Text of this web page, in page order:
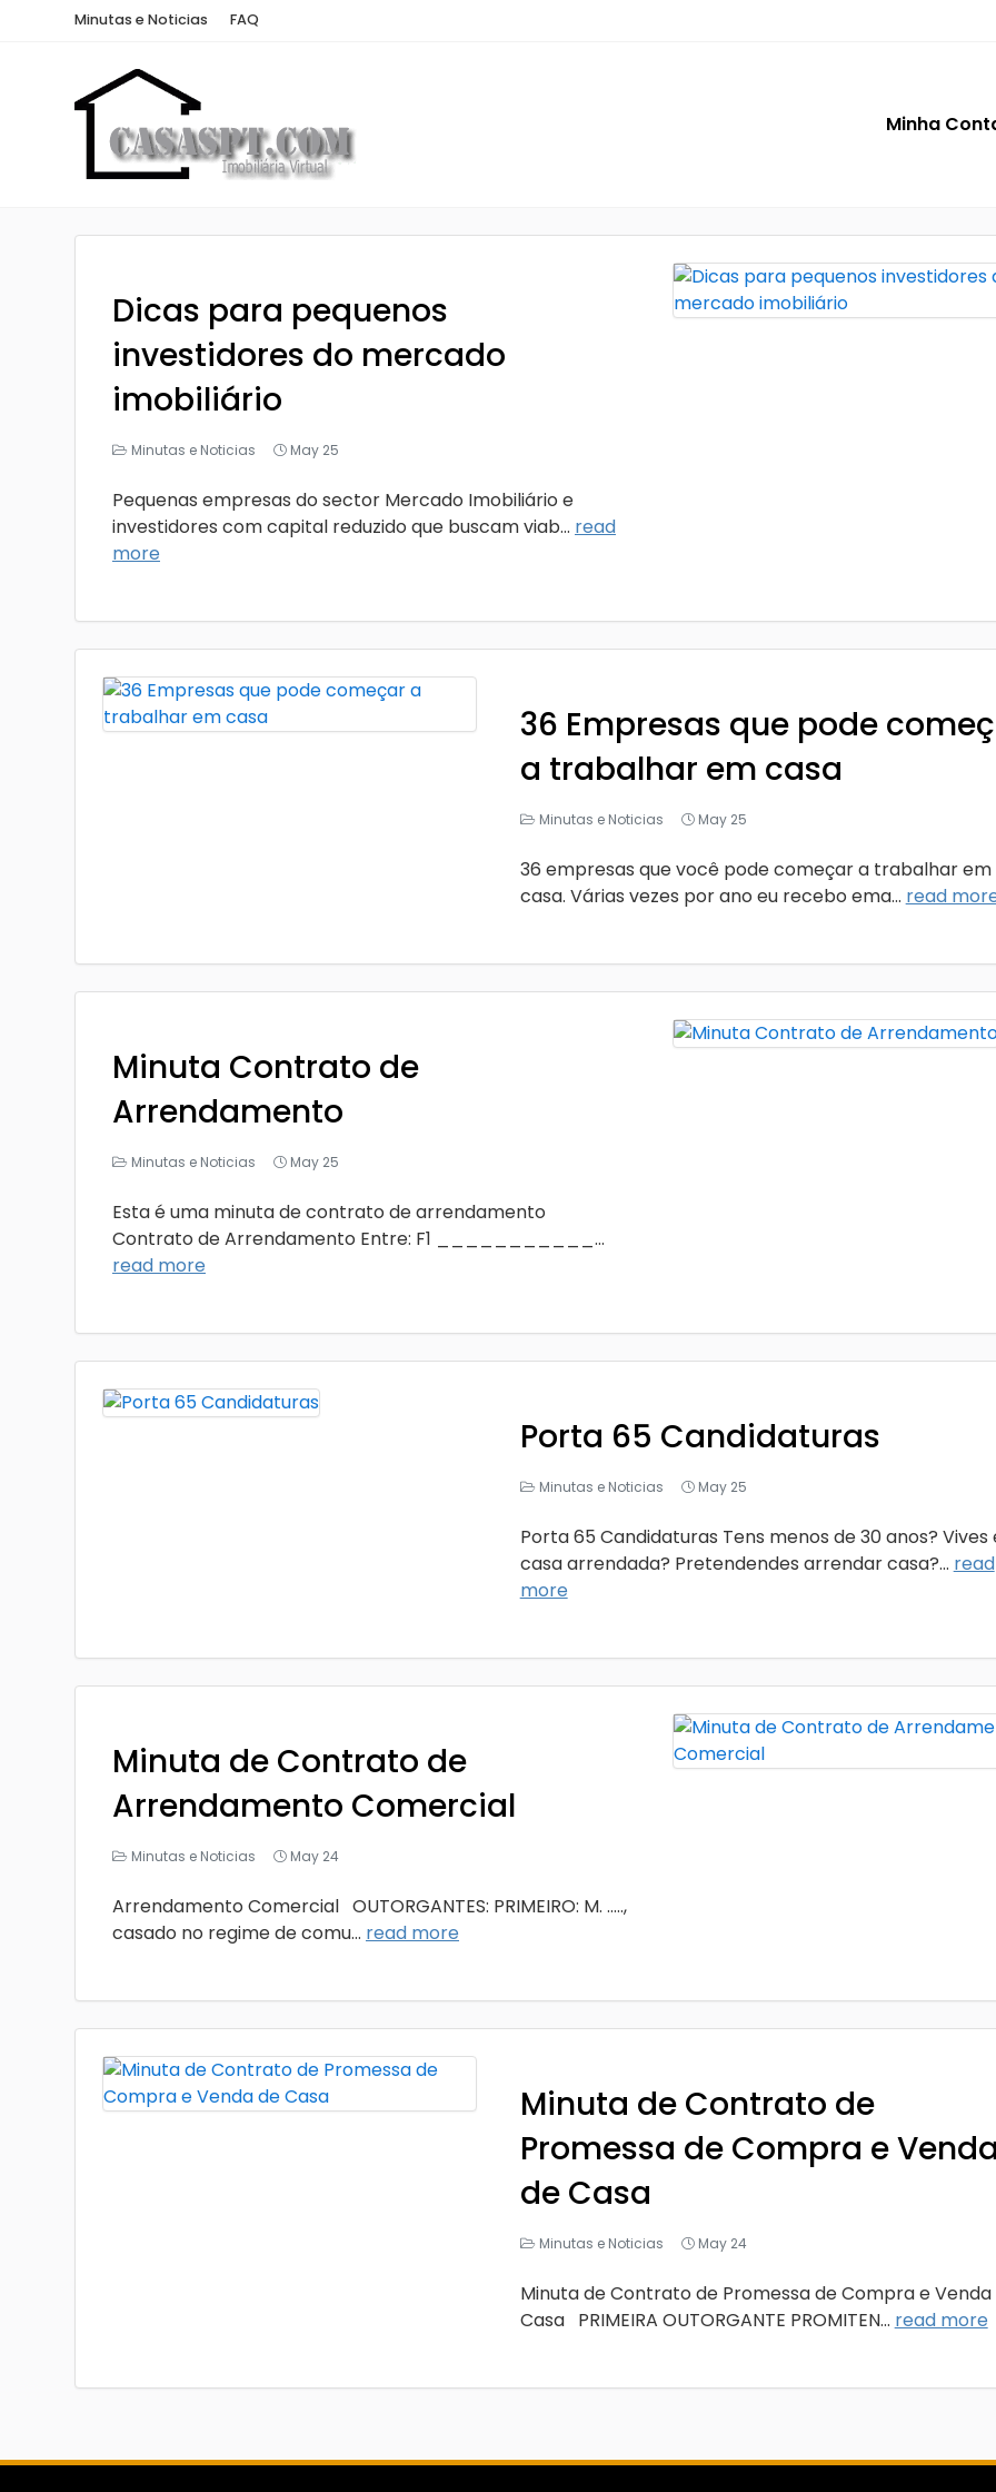
Minutas e Noticias FAQ
Minha
Dicas para pequenos
investidores do mercado
imobiliário
Minutas e Noticias May 25
Pequenas empresas do sector Mercado Imobiliário e
investidores com capital reduzido que buscam viab... read
more
36 Empresas que pode
a trabalhar em casa
Minutas e Noticias May 25
36 empresas que você pode começar a trabalhar em
casa. Várias vezes por ano eu recebo ema... read
Minuta Contrato de
Arrendamento
Minutas e Noticias May 25
Esta é uma minuta de contrato de arrendamento
Contrato de Arrendamento Entre: F1 ___________...
read more
Porta 65 Candidaturas
Minutas e Noticias May 25
Porta 65 Candidaturas Tens menos de 30 anos? Vives
casa arrendada? Pretendendes arrendar casa?... read
more
Minuta de Contrato de
Arrendamento Comercial
Minutas e Noticias May 24
Arrendamento Comercial OUTORGANTES: PRIMEIRO: M. .....,
casado no regime de comu... read more
Minuta de Contrato de
Promessa de Compra e
de Casa
Minutas e Noticias May 24
Minuta de Contrato de Promessa de Compra e Venda
Casa PRIMEIRA OUTORGANTE PROMITEN... read more